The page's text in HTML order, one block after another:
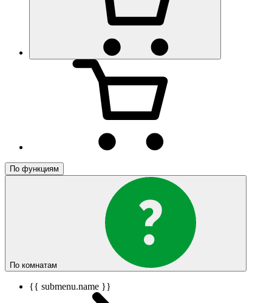
По функциям
По комнатам
{{ submenu.name }}